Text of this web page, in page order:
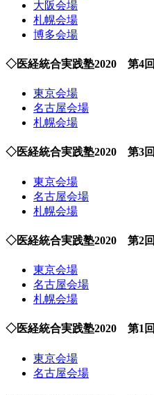
大阪会場
札幌会場
博多会場
◇医経統合実践塾2020 第4回
東京会場
名古屋会場
札幌会場
◇医経統合実践塾2020 第3回
東京会場
名古屋会場
札幌会場
◇医経統合実践塾2020 第2回
東京会場
名古屋会場
札幌会場
◇医経統合実践塾2020 第1回
東京会場
名古屋会場